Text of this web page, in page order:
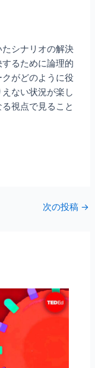
シナリオの解決
るために論理的
がどのように役
ない状況が楽し
視点で見ること
次の投稿 →